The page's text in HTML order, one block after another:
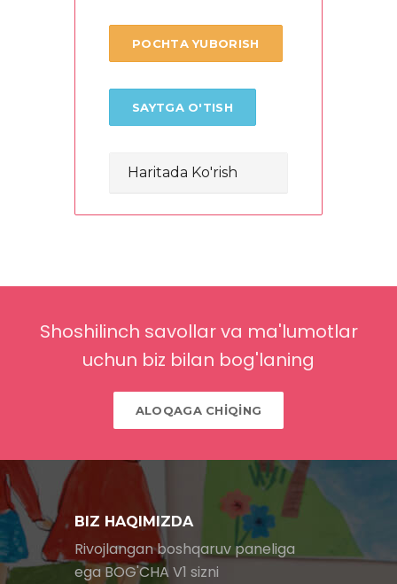
POCHTA YUBORISH
SAYTGA O'TISH
Haritada Ko'rish
Shoshilinch savollar va ma'lumotlar
uchun biz bilan bog'laning
ALOQAGA CHİQİNG
BIZ HAQIMIZDA
Rivojlangan boshqaruv paneliga
ega BOG'CHA V1 sizni